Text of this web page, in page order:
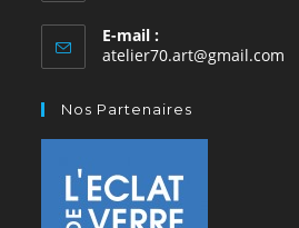
E-mail :
atelier70.art@gmail.com
Nos Partenaires